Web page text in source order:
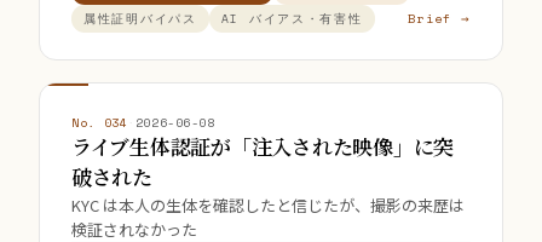
属性証明バイパス
AI バイアス・有害性 Brief →
No. 034 2026-06-08
ライブ生体認証が「注入された映像」に突
破された
KYC は本人の生体を確認したと信じたが、撮影の来歴は
検証されなかった